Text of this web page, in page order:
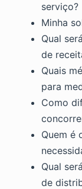
serviço?
Minha
Qual
de
Quais
para
Como
Quem é
Qual
de